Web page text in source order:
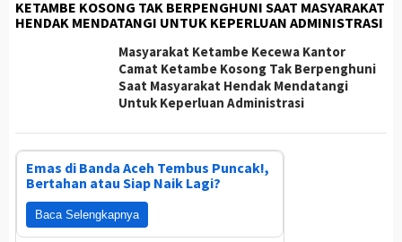
KETAMBE KOSONG TAK BERPENGHUNI SAAT MASYARAKAT
HENDAK MENDATANGI UNTUK KEPERLUAN ADMINISTRASI
Masyarakat Ketambe Kecewa Kantor
Camat Ketambe Kosong Tak Berpenghuni
Saat Masyarakat Hendak Mendatangi
Untuk Keperluan Administrasi
Emas di Banda Aceh Tembus Puncak!,
Bertahan atau Siap Naik Lagi?
Baca Selengkapnya